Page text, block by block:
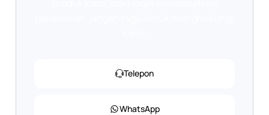
Telepon
WhatsApp